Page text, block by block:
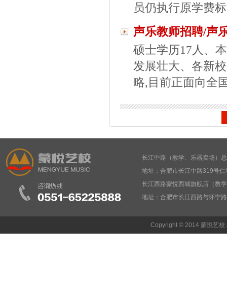
员仍执行原学费
声乐教师招聘/声
硕士学历17人、
发展壮大、各新
略,目前正面向全
长江中路（教学、乐器卖场
地址：合肥市长江中路319号
长江西路蒙悦西城旗舰店（教
地址：合肥市长江西路与怀宁
Copyright © 2014 蒙悦艺